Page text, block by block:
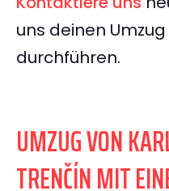
uns deinen
durchführen.
UMZUG VON
TRENČÍN MIT